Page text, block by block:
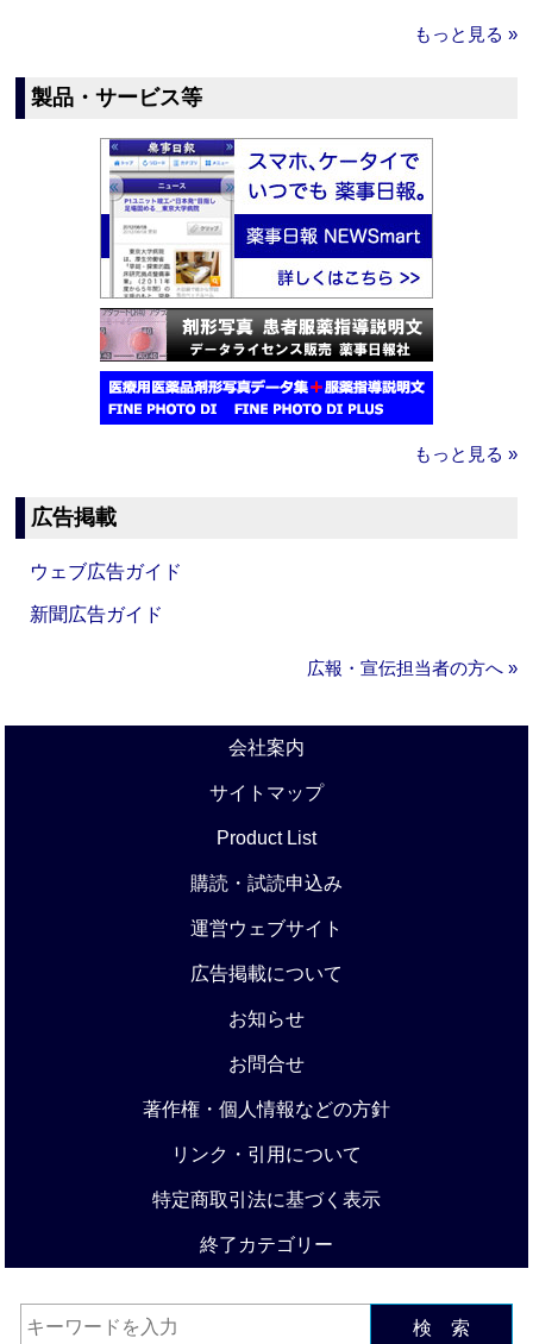
もっと見る »
製品・サービス等
もっと見る »
広告掲載
ウェブ広告ガイド
新聞広告ガイド
広報・宣伝担当者の方へ »
会社案内
サイトマップ
Product List
購読・試読申込み
運営ウェブサイト
広告掲載について
お知らせ
お問合せ
著作権・個人情報などの方針
リンク・引用について
特定商取引法に基づく表示
終了カテゴリー
検 索